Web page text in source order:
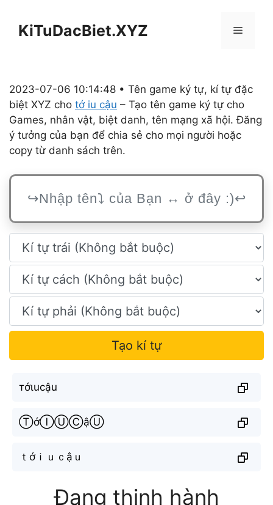
KiTuDacBiet.XYZ Menu
2023-07-06 10:14:48 • Tên game ký tự, kí tự đặc
biệt XYZ cho tớ iu cậu – Tạo tên game ký tự cho
Games, nhân vật, biệt danh, tên mạng xã hội. Đăng
ý tưởng của bạn để chia sẻ cho mọi người hoặc
copy từ danh sách trên.
Tạo kí tự
тớιucậu
ⓉớⒾⓊⒸậⓊ
ｔớｉｕｃậｕ
Đang thịnh hành